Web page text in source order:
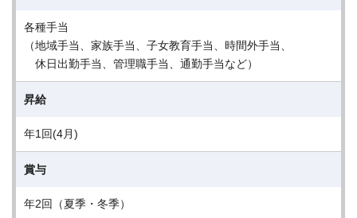
各種手当
（地域手当、家族手当、子女教育手当、時間外手当、
休日出勤手当、管理職手当、通勤手当など）
昇給
年1回(4月)
賞与
年2回（夏季・冬季）